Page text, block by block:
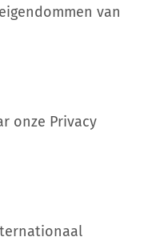
van
onze Privacy